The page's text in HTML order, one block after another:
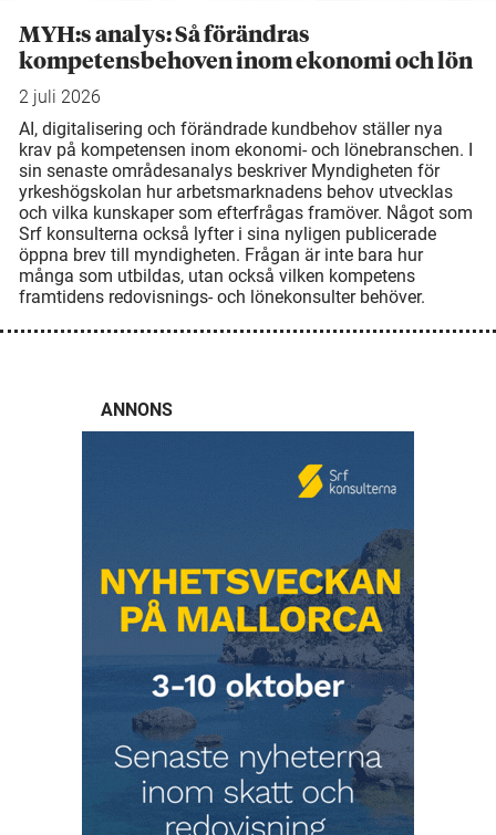
MYH:s analys: Så förändras
kompetensbehoven inom ekonomi och lön
2 juli 2026
AI, digitalisering och förändrade kundbehov ställer nya
krav på kompetensen inom ekonomi- och lönebranschen. I
sin senaste områdesanalys beskriver Myndigheten för
yrkeshögskolan hur arbetsmarknadens behov utvecklas
och vilka kunskaper som efterfrågas framöver. Något som
Srf konsulterna också lyfter i sina nyligen publicerade
öppna brev till myndigheten. Frågan är inte bara hur
många som utbildas, utan också vilken kompetens
framtidens redovisnings- och lönekonsulter behöver.
ANNONS